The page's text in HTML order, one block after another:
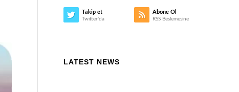
Takip et
Twitter'da
Abone Ol
RSS Beslemesine
LATEST NEWS